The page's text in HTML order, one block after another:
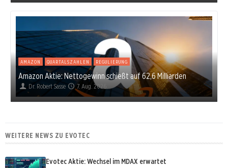
AMAZON QUARTALSZAHLEN REGULIERUNG
Amazon Aktie: Nettogewinn schießt auf 62,6 Milliarden
Dr. Robert Sasse 7. Aug. 2026
WEITERE NEWS ZU EVOTEC
Evotec Aktie: Wechsel im MDAX erwartet